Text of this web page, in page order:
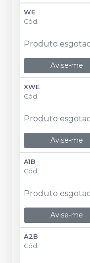
WE
Cód.
Produto
Avise-me
XWE
Cód.
Produto
Avise-me
A1B
Cód.
Produto
Avise-me
A2B
Cód.